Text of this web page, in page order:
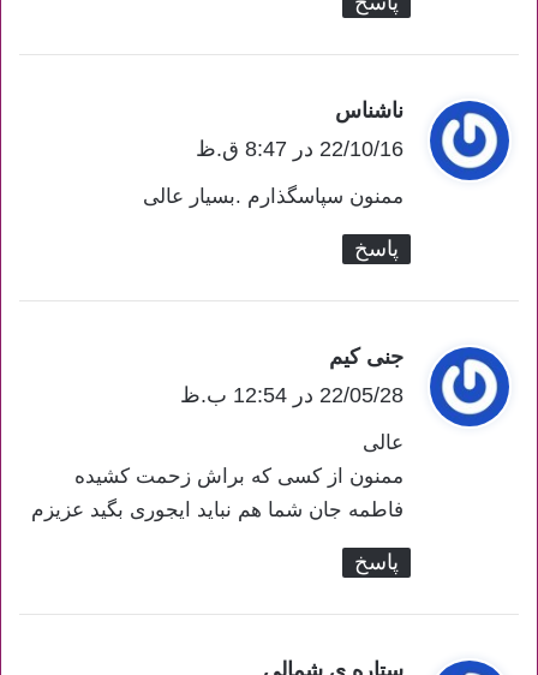
ناشناس
ف
ت
22/10/16 در 8:47 ق.ظ
ممنون سپاسگذارم .بسیار عالی
پاسخ
جنی کیم
ف
22/05/28 در 12:54 ب.ظ
عالی
ممنون از کسی که براش زحمت کشیده
فاطمه جان شما هم نباید ایجوری بگید عزیزم
پاسخ
ستاره ی شمالی